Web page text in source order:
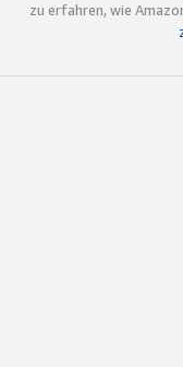
zu erfahren, wie